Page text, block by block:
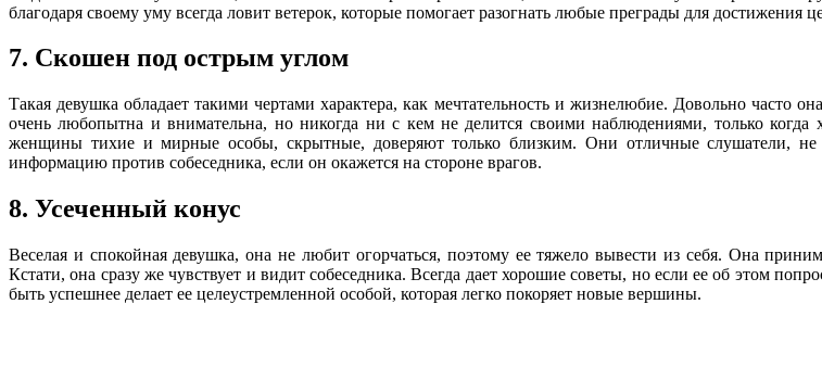
благодаря своему уму всегда ловит ветерок, которые помогает разогнать любые преграды для достижения
7. Скошен под острым углом
Такая девушка обладает такими чертами характера, как мечтательность и жизнелюбие. Довольно
очень любопытна и внимательна, но никогда ни с кем не делится своими наблюдениями, только
женщины тихие и мирные особы, скрытные, доверяют только близким. Они отличные слушатели, не
информацию против собеседника, если он окажется на стороне врагов.
8. Усеченный конус
Веселая и спокойная девушка, она не любит огорчаться, поэтому ее тяжело вывести из себя. Она
Кстати, она сразу же чувствует и видит собеседника. Всегда дает хорошие советы, но если ее об этом
быть успешнее делает ее целеустремленной особой, которая легко покоряет новые вершины.